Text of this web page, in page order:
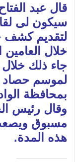
سيكون لى
لتقديم كشف
خلال
جاء ذلك
لموسم حصاد
بمحافظة
وقال رئيس
مسبوق
هذه المدة.